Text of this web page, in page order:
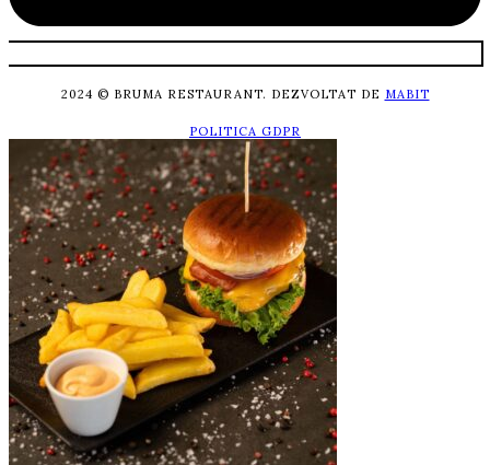
2024 © BRUMA RESTAURANT. DEZVOLTAT DE MABIT
POLITICA GDPR